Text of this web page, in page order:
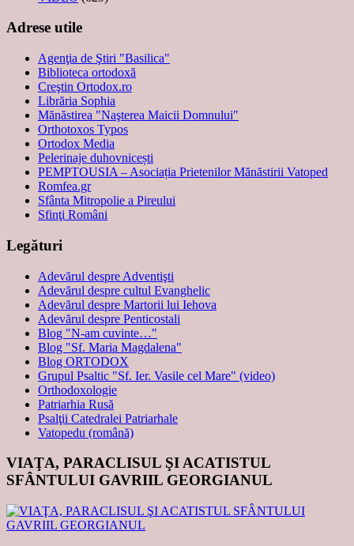
Adrese utile
Agenţia de Ştiri "Basilica"
Biblioteca ortodoxă
Creştin Ortodox.ro
Librăria Sophia
Mănăstirea "Naşterea Maicii Domnului"
Orthotoxos Typos
Ortodox Media
Pelerinaje duhovnicești
PEMPTOUSIA – Asociația Prietenilor Mănăstirii Vatoped
Romfea.gr
Sfânta Mitropolie a Pireului
Sfinţi Români
Legături
Adevărul despre Adventişti
Adevărul despre cultul Evanghelic
Adevărul despre Martorii lui Iehova
Adevărul despre Penticostali
Blog "N-am cuvinte…"
Blog "Sf. Maria Magdalena"
Blog ORTODOX
Grupul Psaltic "Sf. Ier. Vasile cel Mare" (video)
Orthodoxologie
Patriarhia Rusă
Psalţii Catedralei Patriarhale
Vatopedu (română)
VIAŢA, PARACLISUL ŞI ACATISTUL
SFÂNTULUI GAVRIIL GEORGIANUL